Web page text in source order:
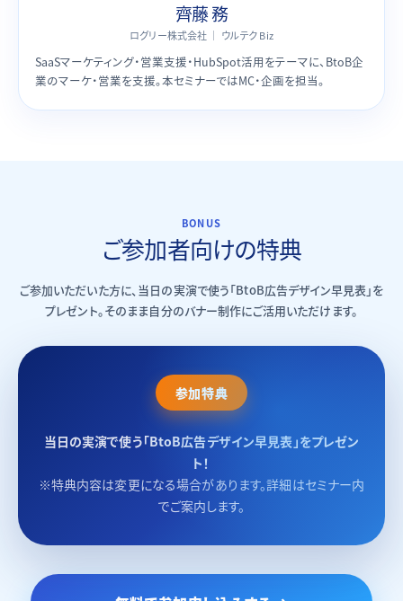
齊藤 務
ログリー株式会社 ｜ ウルテク Biz
SaaSマーケティング・営業支援・HubSpot活用をテーマに、BtoB企
業のマーケ・営業を支援。本セミナーではMC・企画を担当。
BONUS
ご参加者向けの特典
ご参加いただいた方に、当日の実演で使う「BtoB広告デザイン早見表」を
プレゼント。そのまま自分のバナー制作にご活用いただけます。
参加特典
当日の実演で使う「BtoB広告デザイン早見表」をプレゼン
ト！
※特典内容は変更になる場合があります。詳細はセミナー内
でご案内します。